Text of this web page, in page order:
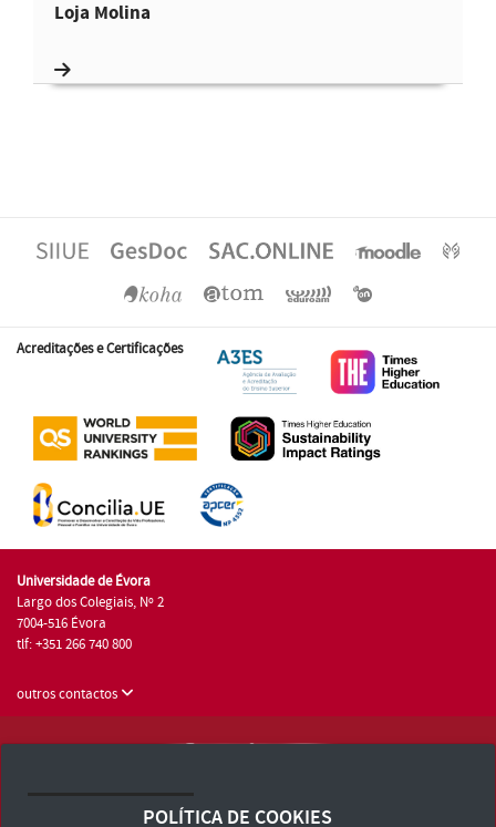
Loja Molina
Acreditações e Certificações
Universidade de Évora
Largo dos Colegiais, Nº 2
7004-516 Évora
tlf: +351 266 740 800
outros contactos
Consulte os Termos e Condições e Política de Privacidade
POLÍTICA DE COOKIES